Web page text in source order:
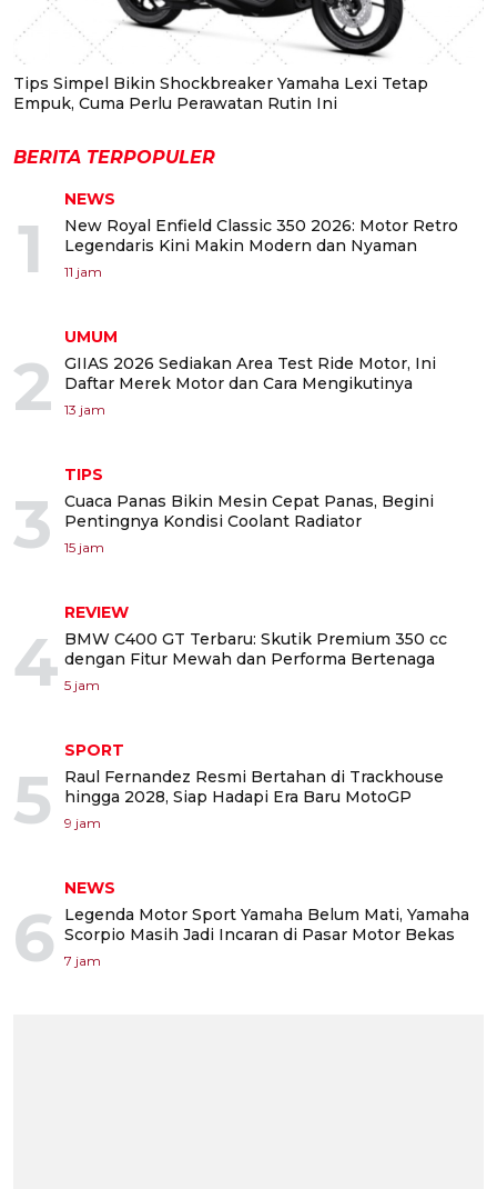
Tips Simpel Bikin Shockbreaker Yamaha Lexi Tetap
Empuk, Cuma Perlu Perawatan Rutin Ini
BERITA TERPOPULER
1
NEWS
New Royal Enfield Classic 350 2026: Motor Retro
Legendaris Kini Makin Modern dan Nyaman
11 jam
2
UMUM
GIIAS 2026 Sediakan Area Test Ride Motor, Ini
Daftar Merek Motor dan Cara Mengikutinya
13 jam
3
TIPS
Cuaca Panas Bikin Mesin Cepat Panas, Begini
Pentingnya Kondisi Coolant Radiator
15 jam
4
REVIEW
BMW C400 GT Terbaru: Skutik Premium 350 cc
dengan Fitur Mewah dan Performa Bertenaga
5 jam
5
SPORT
Raul Fernandez Resmi Bertahan di Trackhouse
hingga 2028, Siap Hadapi Era Baru MotoGP
9 jam
6
NEWS
Legenda Motor Sport Yamaha Belum Mati, Yamaha
Scorpio Masih Jadi Incaran di Pasar Motor Bekas
7 jam